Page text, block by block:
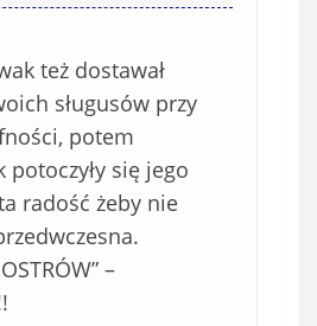
też dostawał
sługusów przy
potem
się jego
radość żeby nie
–